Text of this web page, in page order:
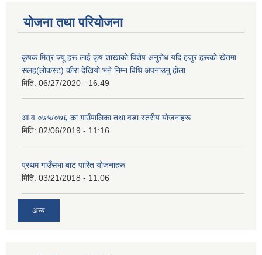
योजना तथा परियोजना
कृषक मित्र ज्यू हरू लाई कृष शाखाकाे विशेष अनुराेध यदि हजुर हरूकाे खेतमा
सलह(लाेकस्ट) कीरा देखियाे भने निम्न विधि अपनाउनु हाेला
मिति: 06/27/2020 - 16:49
आ‍.व ०७५/०७६ का गाउँपालिका तथा वडा स्तरीय याेजनाहरू
मिति: 02/06/2019 - 11:16
प्रथम गाउँसभा बाट पारित याेजनाहरू
मिति: 03/21/2018 - 11:06
अन्य